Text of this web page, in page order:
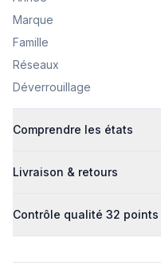
Marque
Famille
Réseaux
Déverrouillage
Comprendre les états
Livraison & retours
Contrôle qualité 32 points